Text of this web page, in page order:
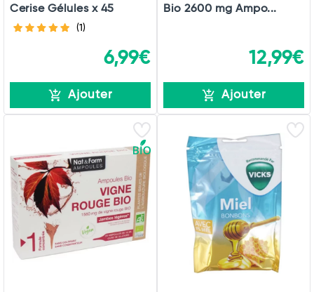
Cerise Gélules x 45
(1)
6,99€
Ajouter
Bio 2600 mg Ampo...
12,99€
Ajouter